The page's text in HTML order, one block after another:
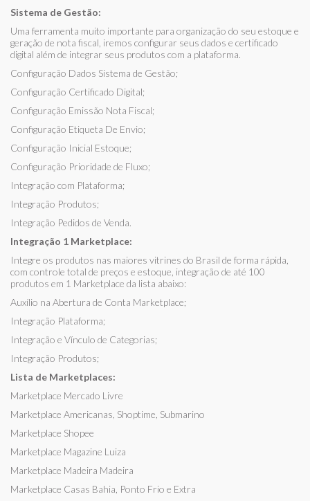
Sistema de Gestão:
Uma ferramenta muito importante para organização do seu estoque e
geração de nota fiscal, iremos configurar seus dados e certificado
digital além de integrar seus produtos com a plataforma.
Configuração Dados Sistema de Gestão;
Configuração Certificado Digital;
Configuração Emissão Nota Fiscal;
Configuração Etiqueta De Envio;
Configuração Inicial Estoque;
Configuração Prioridade de Fluxo;
Integração com Plataforma;
Integração Produtos;
Integração Pedidos de Venda.
Integração 1 Marketplace:
Integre os produtos nas maiores vitrines do Brasil de forma rápida,
com controle total de preços e estoque, integração de até 100
produtos em 1 Marketplace da lista abaixo:
Auxílio na Abertura de Conta Marketplace;
Integração Plataforma;
Integração e Vínculo de Categorias;
Integração Produtos;
Lista de Marketplaces:
Marketplace Mercado Livre
Marketplace Americanas, Shoptime, Submarino
Marketplace Shopee
Marketplace Magazine Luiza
Marketplace Madeira Madeira
Marketplace Casas Bahia, Ponto Frio e Extra